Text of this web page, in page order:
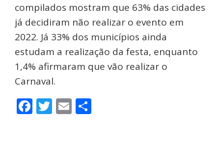
compilados mostram que 63% das cidades
já decidiram não realizar o evento em
2022. Já 33% dos municípios ainda
estudam a realização da festa, enquanto
1,4% afirmaram que vão realizar o
Carnaval.
Facebook
Twitter
Email